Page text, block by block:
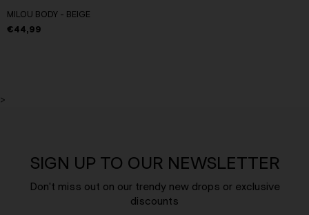
MILOU BODY - BEIGE
€44,99
>
SIGN UP TO OUR NEWSLETTER
Don't miss out on our trendy new drops or exclusive
discounts